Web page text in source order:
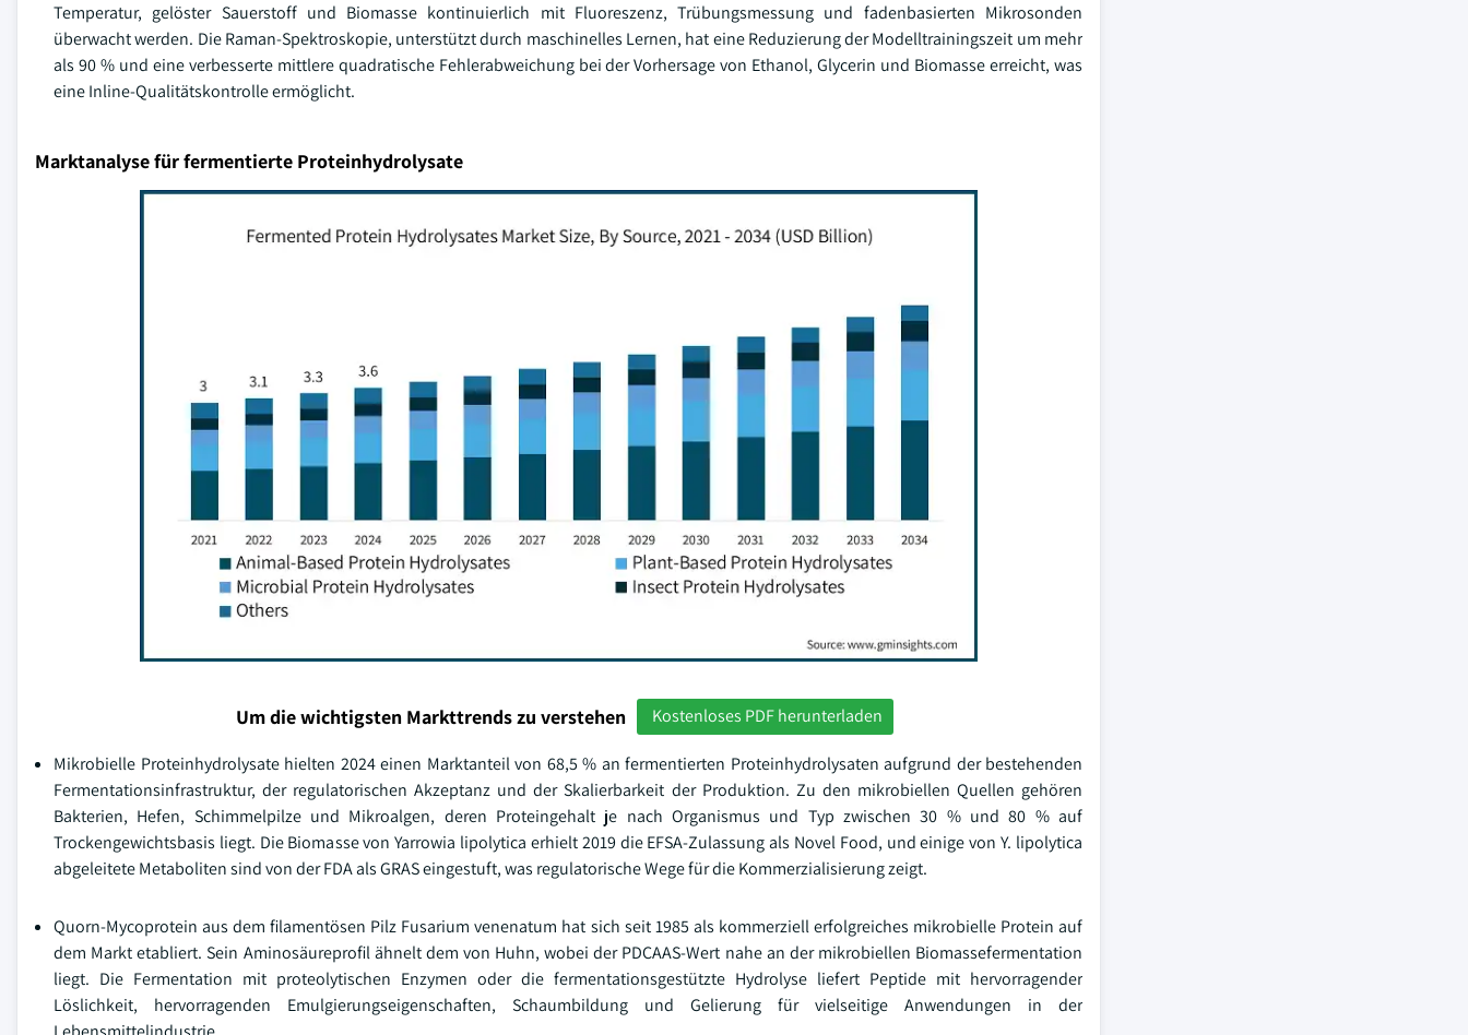
Temperatur, gelöster Sauerstoff und Biomasse kontinuierlich mit Fluoreszenz, Trübungsmessung und fadenbasierten Mikrosonden
überwacht werden. Die Raman-Spektroskopie, unterstützt durch maschinelles Lernen, hat eine Reduzierung der Modelltrainingszeit um mehr
als 90 % und eine verbesserte mittlere quadratische Fehlerabweichung bei der Vorhersage von Ethanol, Glycerin und Biomasse erreicht, was
eine Inline-Qualitätskontrolle ermöglicht.
Marktanalyse für fermentierte Proteinhydrolysate
Um die wichtigsten Markttrends zu verstehen Kostenloses PDF herunterladen
Mikrobielle Proteinhydrolysate hielten 2024 einen Marktanteil von 68,5 % an fermentierten Proteinhydrolysaten aufgrund der bestehenden
Fermentationsinfrastruktur, der regulatorischen Akzeptanz und der Skalierbarkeit der Produktion. Zu den mikrobiellen Quellen gehören
Bakterien, Hefen, Schimmelpilze und Mikroalgen, deren Proteingehalt je nach Organismus und Typ zwischen 30 % und 80 % auf
Trockengewichtsbasis liegt. Die Biomasse von Yarrowia lipolytica erhielt 2019 die EFSA-Zulassung als Novel Food, und einige von Y. lipolytica
abgeleitete Metaboliten sind von der FDA als GRAS eingestuft, was regulatorische Wege für die Kommerzialisierung zeigt.
Quorn-Mycoprotein aus dem filamentösen Pilz Fusarium venenatum hat sich seit 1985 als kommerziell erfolgreiches mikrobielle Protein auf
dem Markt etabliert. Sein Aminosäureprofil ähnelt dem von Huhn, wobei der PDCAAS-Wert nahe an der mikrobiellen Biomassefermentation
liegt. Die Fermentation mit proteolytischen Enzymen oder die fermentationsgestützte Hydrolyse liefert Peptide mit hervorragender
Löslichkeit, hervorragenden Emulgierungseigenschaften, Schaumbildung und Gelierung für vielseitige Anwendungen in der